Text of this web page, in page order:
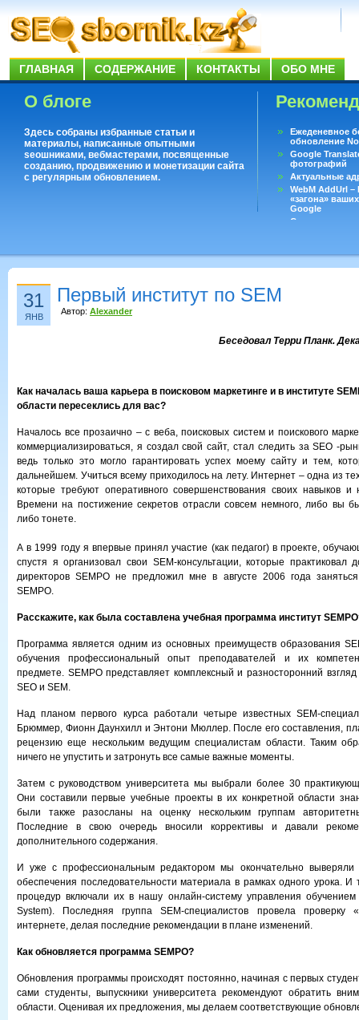
ГЛАВНАЯ СОДЕРЖАНИЕ КОНТАКТЫ ОБО МНЕ
О блоге
Здесь собраны избранные статьи и
материалы, написанные опытными
seoшниками, вебмастерами, посвященные
созданию, продвижению и монетизации сайта
с регулярным обновлением.
Ежеденевное
обновление
Google
фотографий
Актуальные
WebM AddUrl
«загона»
Google
Существует
31
ЯНВ
Первый институт по SEM
Автор: Alexander
Беседовал Терри Планк.
Как началась ваша карьера в поисковом маркетинге и в институте
области пересеклись для вас?
Началось все прозаично – с веба, поисковых систем и поискового
коммерциализироваться, я создал свой сайт, стал следить за SEO -
ведь только это могло гарантировать успех моему сайту и тем,
дальнейшем. Учиться всему приходилось на лету. Интернет – одна из
которые требуют оперативного совершенствования своих навыков и
Времени на постижение секретов отрасли совсем немного, либо вы
либо тонете.
А в 1999 году я впервые принял участие (как педагог) в проекте,
спустя я организовал свои SEM-консультации, которые практиковал
директоров SEMPO не предложил мне в августе 2006 года
SEMPO.
Расскажите, как была составлена учебная программа институт
Программа является одним из основных преимуществ образования
обучения профессиональный опыт преподавателей и их
предмете. SEMPO представляет комплексный и разносторонний
SEO и SEM.
Над планом первого курса работали четыре известных SEM-
Брюммер, Фионн Даунхилл и Энтони Мюллер. После его составления,
рецензию еще нескольким ведущим специалистам области. Таким
ничего не упустить и затронуть все самые важные моменты.
Затем с руководством университета мы выбрали более 30
Они составили первые учебные проекты в их конкретной области
были также разосланы на оценку нескольким группам
Последние в свою очередь вносили коррективы и давали
дополнительного содержания.
И уже с профессиональным редактором мы окончательно
обеспечения последовательности материала в рамках одного урока. И
процедур включали их в нашу онлайн-систему управления
System). Последняя группа SEM-специалистов провела проверку
интернете, делая последние рекомендации в плане изменений.
Как обновляется программа SEMPO?
Обновления программы происходят постоянно, начиная с первых
сами студенты, выпускники университета рекомендуют обратить
области. Оценивая их предложения, мы делаем соответствующие